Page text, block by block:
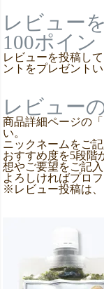
レビュー
100ポイン
レビューを投稿し
ントをプレゼントい
レビュー
商品詳細ページの
い。
ニックネームをご記
おすすめ度を5段階
想やご要望をご記入
よろしければプロ
※レビュー投稿は、